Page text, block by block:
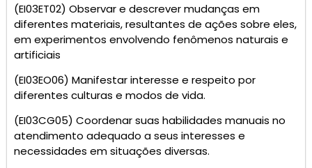
(EI03ET02) Observar e descrever mudanças em
diferentes materiais, resultantes de ações sobre eles,
em experimentos envolvendo fenômenos naturais e
artificiais
(EI03EO06) Manifestar interesse e respeito por
diferentes culturas e modos de vida.
(EI03CG05) Coordenar suas habilidades manuais no
atendimento adequado a seus interesses e
necessidades em situações diversas.